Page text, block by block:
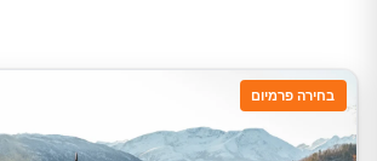
בחירה פרמיום